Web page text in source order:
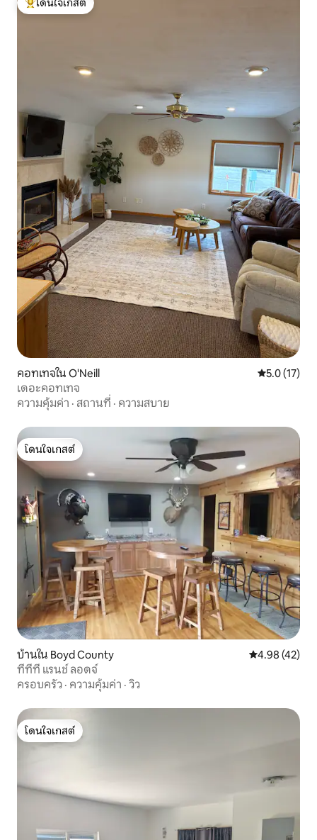
โดนใจเกสต์ที่สุด
โดนใจเกสต์
คอทเทจใน O'Neill คะแนนเฉลี่ย
5.0 (17)
เดอะคอทเทจ
ความคุ้มค่า · สถานที่ · ความสบาย
โดนใจเกสต์
โดนใจเกสต์
บ้านใน Boyd County คะแนนเฉลี่ย
4.98 (42)
ทีทีที แรนช์ ลอดจ์
ครอบครัว · ความคุ้มค่า · วิว
โดนใจเกสต์
โดนใจเกสต์